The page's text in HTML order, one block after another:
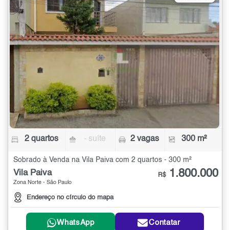
2 quartos - suíte 2 vagas 300 m²
Sobrado à Venda na Vila Paiva com 2 quartos - 300 m²
Vila Paiva
Zona Norte - São Paulo
Endereço no círculo do mapa
R$ 1.800.000
WhatsApp Contatar